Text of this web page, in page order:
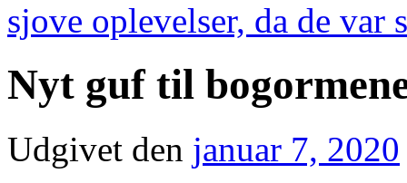
sjove oplevelser, da de var
Nyt guf til
Udgivet den januar 7, 2020